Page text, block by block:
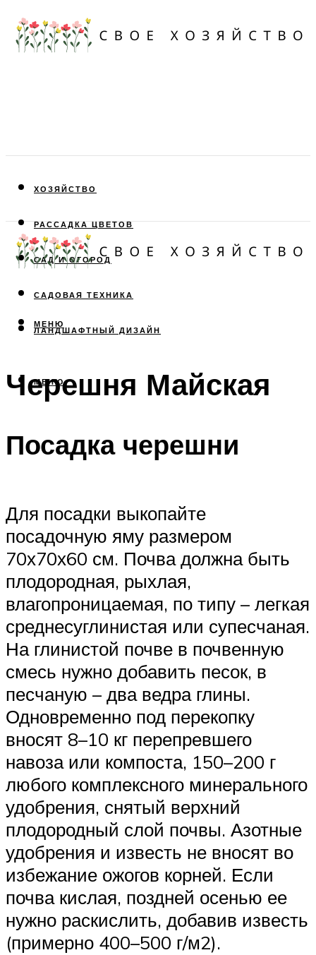
ХОЗЯЙСТВО
РАССАДКА ЦВЕТОВ
САД И ОГОРОД
САДОВАЯ ТЕХНИКА
ЛАНДШАФТНЫЙ ДИЗАЙН
МЕНЮ
МЕНЮ
Черешня Майская
Посадка черешни
Для посадки выкопайте
посадочную яму размером
70х70х60 см. Почва должна быть
плодородная, рыхлая,
влагопроницаемая, по типу – легкая
среднесуглинистая или супесчаная.
На глинистой почве в почвенную
смесь нужно добавить песок, в
песчаную – два ведра глины.
Одновременно под перекопку
вносят 8–10 кг перепревшего
навоза или компоста, 150–200 г
любого комплексного минерального
удобрения, снятый верхний
плодородный слой почвы. Азотные
удобрения и известь не вносят во
избежание ожогов корней. Если
почва кислая, поздней осенью ее
нужно раскислить, добавив известь
(примерно 400–500 г/м2).